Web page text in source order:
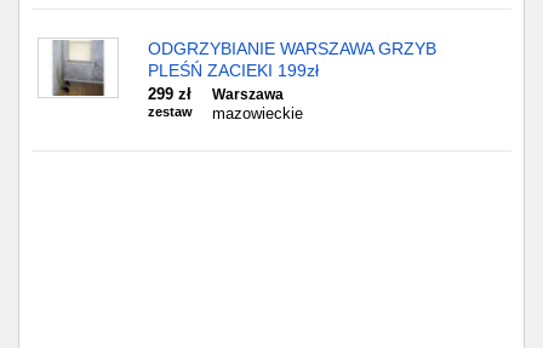
ODGRZYBIANIE WARSZAWA GRZYB
PLEŚŃ ZACIEKI 199zł
299 zł
zestaw
Warszawa
mazowieckie
Olsztyn